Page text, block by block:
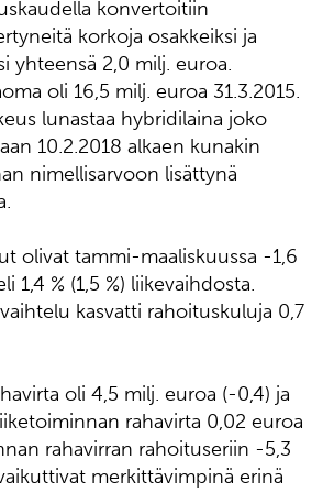
konvertoitiin
korkoja osakkeiksi ja
yhteensä 2,0 milj. euroa.
oli 16,5 milj. euroa 31.3.2015.
lunastaa hybridilaina joko
10.2.2018 alkaen kunakin
nimellisarvoon lisättynä
olivat tammi-maaliskuussa -1,6
1,4 % (1,5 %) liikevaihdosta.
kasvatti rahoituskuluja 0,7
oli 4,5 milj. euroa (-0,4) ja
rahavirta 0,02 euroa
rahavirran rahoituseriin -5,3
merkittävimpinä erinä